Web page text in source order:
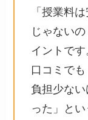
「授業料
じゃない
イントです
口コミで
負担少な
った」とい